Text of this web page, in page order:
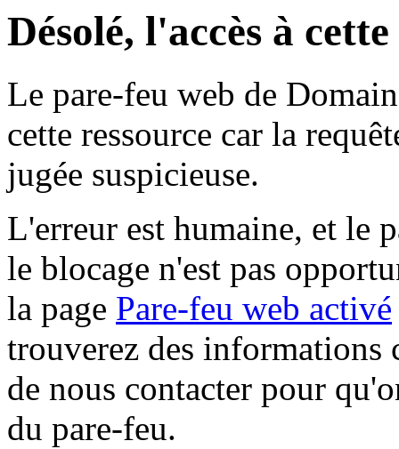
Désolé, l'accès à
Le pare-feu web de
cette ressource car la
jugée suspicieuse.
L'erreur est humaine, et le
le blocage n'est pas
la page Pare-feu web activé
trouverez des informations
de nous contacter pour
du pare-feu.